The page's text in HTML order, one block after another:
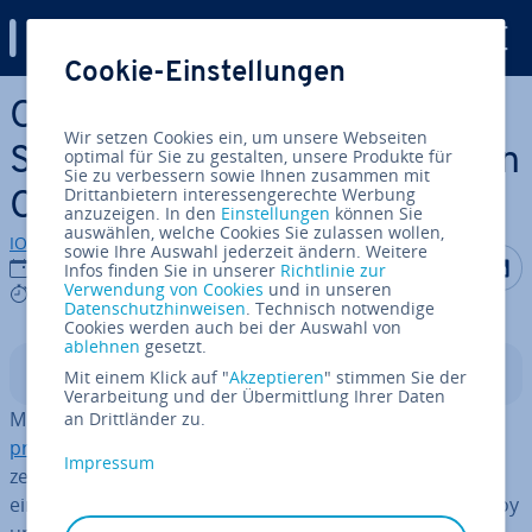
Zum Haupt­in­halt springen
Open­Ne­bu­la Private Cloud:
Schritt für Schritt zur eigenen
Cloud
IONOS Redaktion
18.05.2026
9 mins
Auf Auf
In­halts­ver­zeich­nis
Mit Open­Ne­bu­la können Sie auf eigenen Servern eine
private Cloud
zentral verwalten. Diese Anleitung zeigt die Ein­rich­tung
einer einfachen Multi-Node-Private-Cloud mit OneDeploy
Cookie-Einstellungen
Wir setzen Cookies ein, um unsere Webseiten
optimal für Sie zu gestalten, unsere Produkte für
Sie zu verbessern sowie Ihnen zusammen mit
Drittanbietern interessengerechte Werbung
anzuzeigen. In den Einstellungen können Sie
auswählen, welche Cookies Sie zulassen wollen,
sowie Ihre Auswahl jederzeit ändern. Weitere
Infos finden Sie in unserer Richtlinie zur
Verwendung von Cookies und in unseren
Datenschutzhinweisen. Technisch notwendige
Cookies werden auch bei der Auswahl von
ablehnen gesetzt.
Mit einem Klick auf "Akzeptieren" stimmen Sie der
Verarbeitung und der Übermittlung Ihrer Daten
an Drittländer zu.
Impressum